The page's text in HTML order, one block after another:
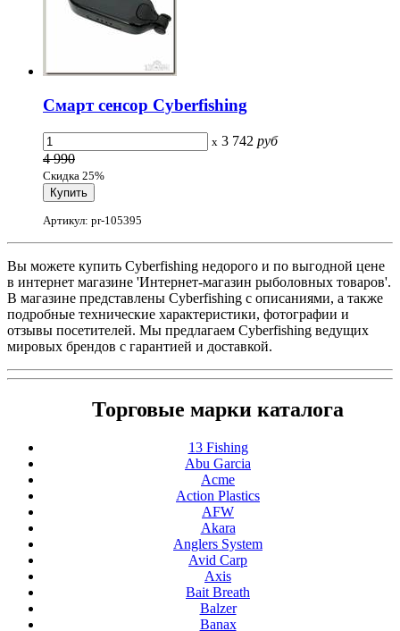
Смарт сенсор Cyberfishing
x 3 742 руб
4 990
Скидка 25%
Артикул: pr-105395
Вы можете купить Cyberfishing недорого и по выгодной цене
в интернет магазине 'Интернет-магазин рыболовных товаров'.
В магазине представлены Cyberfishing с описаниями, а также
подробные технические характеристики, фотографии и
отзывы посетителей. Мы предлагаем Cyberfishing ведущих
мировых брендов с гарантией и доставкой.
Торговые марки каталога
13 Fishing
Abu Garcia
Acme
Action Plastics
AFW
Akara
Anglers System
Avid Carp
Axis
Bait Breath
Balzer
Banax